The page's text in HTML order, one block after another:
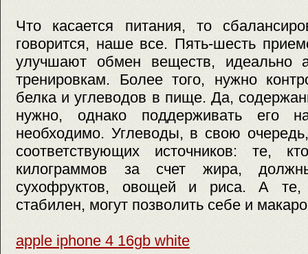
Что касается питания, то
говорится, наше все. Пять-шесть
улучшают обмен веществ, идеально
тренировкам. Более того, нужно
белка и углеводов в пище. Да,
нужно, однако поддерживать его
необходимо. Углеводы, в свою
соответствующих источников: те,
килограммов за счет жира,
сухофруктов, овощей и риса. А те,
стабилен, могут позволить себе и
apple iphone 4 16gb white